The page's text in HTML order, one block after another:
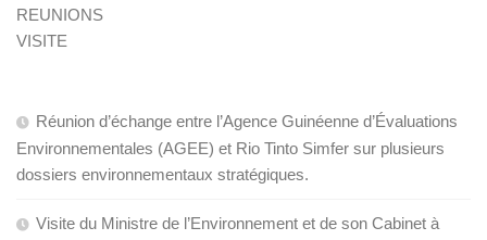
REUNIONS
VISITE
Réunion d’échange entre l’Agence Guinéenne d’Évaluations
Environnementales (AGEE) et Rio Tinto Simfer sur plusieurs
dossiers environnementaux stratégiques.
Visite du Ministre de l’Environnement et de son Cabinet à